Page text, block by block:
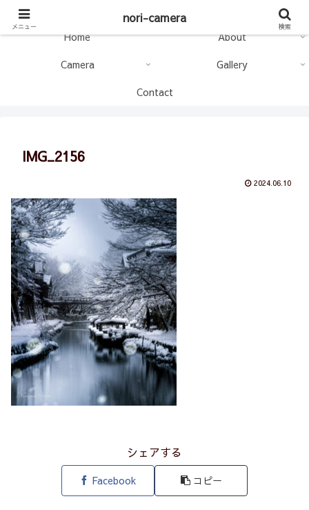
nori-camera
Home
About
Camera
Gallery
Contact
IMG_2156
2024.06.10
シェアする
Facebook コピー
メニュー
nori-camera
検索